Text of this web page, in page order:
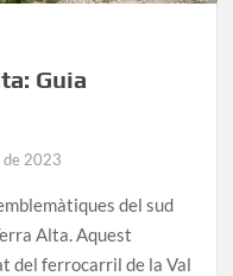
Guia
de 2023
del sud
Alta. Aquest
del ferrocarril de la Val